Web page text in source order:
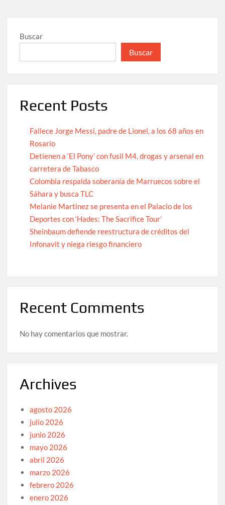
Buscar
Buscar
Recent Posts
Fallece Jorge Messi, padre de Lionel, a los 68 años en
Rosario
Detienen a ‘El Pony’ con fusil M4, drogas y arsenal en
carretera de Tabasco
Colombia respalda soberanía de Marruecos sobre el
Sáhara y busca TLC
Melanie Martinez se presenta en el Palacio de los
Deportes con ‘Hades: The Sacrifice Tour’
Sheinbaum defiende reestructura de créditos del
Infonavit y niega riesgo financiero
Recent Comments
No hay comentarios que mostrar.
Archives
agosto 2026
julio 2026
junio 2026
mayo 2026
abril 2026
marzo 2026
febrero 2026
enero 2026